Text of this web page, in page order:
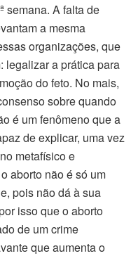
semana. A falta de
a mesma
organizações, que
legalizar a prática para
do feto. No mais,
sobre quando
é um fenômeno que a
de explicar, uma vez
metafísico e
aborto não é só um
pois não dá à sua
isso que o aborto
de um crime
que aumenta o